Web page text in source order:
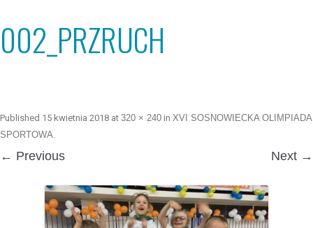
002_PRZRUCH
Published 15 kwietnia 2018 at 320 × 240 in XVI SOSNOWIECKA OLIMPIADA
SPORTOWA.
← Previous Next →